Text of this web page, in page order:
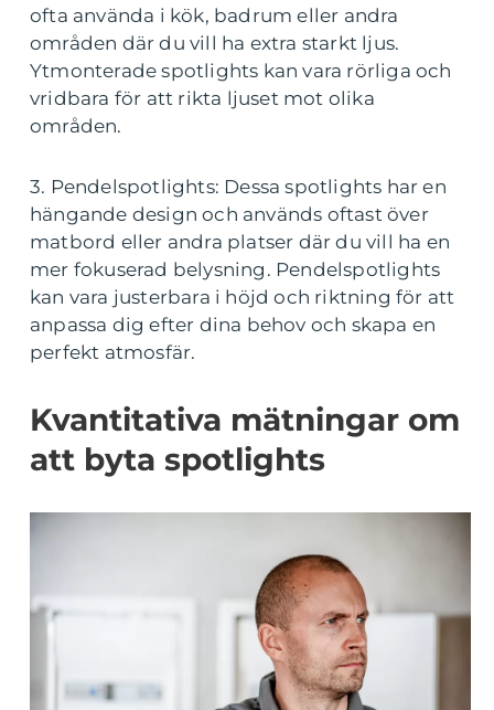
ofta använda i kök, badrum eller andra
områden där du vill ha extra starkt ljus.
Ytmonterade spotlights kan vara rörliga och
vridbara för att rikta ljuset mot olika
områden.
3. Pendelspotlights: Dessa spotlights har en
hängande design och används oftast över
matbord eller andra platser där du vill ha en
mer fokuserad belysning. Pendelspotlights
kan vara justerbara i höjd och riktning för att
anpassa dig efter dina behov och skapa en
perfekt atmosfär.
Kvantitativa mätningar om
att byta spotlights